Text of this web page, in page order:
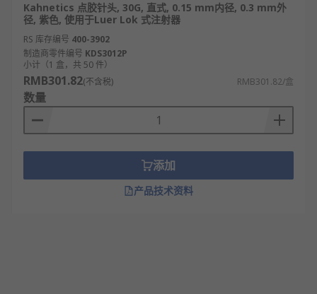
Kahnetics 点胶针头, 30G, 直式, 0.15 mm内径, 0.3 mm外
径, 紫色, 使用于Luer Lok 式注射器
RS 库存编号 400-3902
制造商零件编号 KDS3012P
小计（1 盒，共 50 件）
RMB301.82(不含税) RMB301.82/盒
数量
添加
产品技术资料